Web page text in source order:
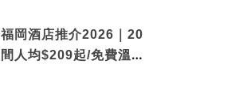
福岡酒店推介2026｜20
間人均$209起/免費溫泉/